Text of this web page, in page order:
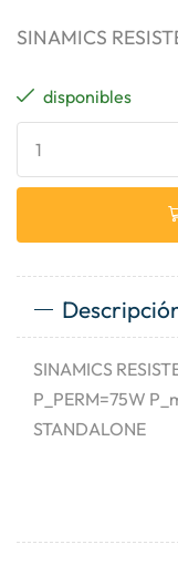
SINAMICS
disponibles
SINAMICS
P_PERM=75W
STANDALONE